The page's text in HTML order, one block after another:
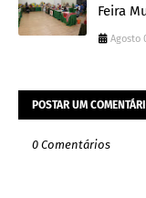
Feira
Agosto
POSTAR UM
0 Comentários